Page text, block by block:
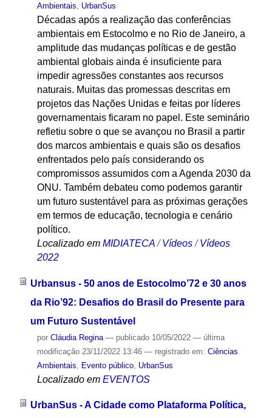
Ambientais
UrbanSus
Décadas após a realização das conferências
ambientais em Estocolmo e no Rio de Janeiro, a
amplitude das mudanças políticas e de gestão
ambiental globais ainda é insuficiente para
impedir agressões constantes aos recursos
naturais. Muitas das promessas descritas em
projetos das Nações Unidas e feitas por líderes
governamentais ficaram no papel. Este seminário
refletiu sobre o que se avançou no Brasil a partir
dos marcos ambientais e quais são os desafios
enfrentados pelo país considerando os
compromissos assumidos com a Agenda 2030 da
ONU. Também debateu como podemos garantir
um futuro sustentável para as próximas gerações
em termos de educação, tecnologia e cenário
político.
Localizado em MIDIATECA /Vídeos /Vídeos
2022
Urbansus - 50 anos de Estocolmo’72 e 30 anos
da Rio’92: Desafios do Brasil do Presente para
um Futuro Sustentável
por Cláudia Regina — publicado10/05/2022 — última
modificação23/11/2022 13:46 — registrado em: Ciências
Ambientais
Evento público, UrbanSus
Localizado em EVENTOS
UrbanSus - A Cidade como Plataforma Política,